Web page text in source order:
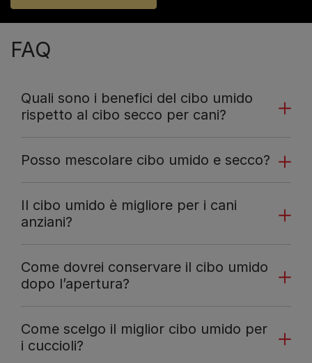
FAQ
Quali sono i benefici del cibo umido
rispetto al cibo secco per cani?
Posso mescolare cibo umido e secco?
Il cibo umido è migliore per i cani
anziani?
Come dovrei conservare il cibo umido
dopo l’apertura?
Come scelgo il miglior cibo umido per
i cuccioli?